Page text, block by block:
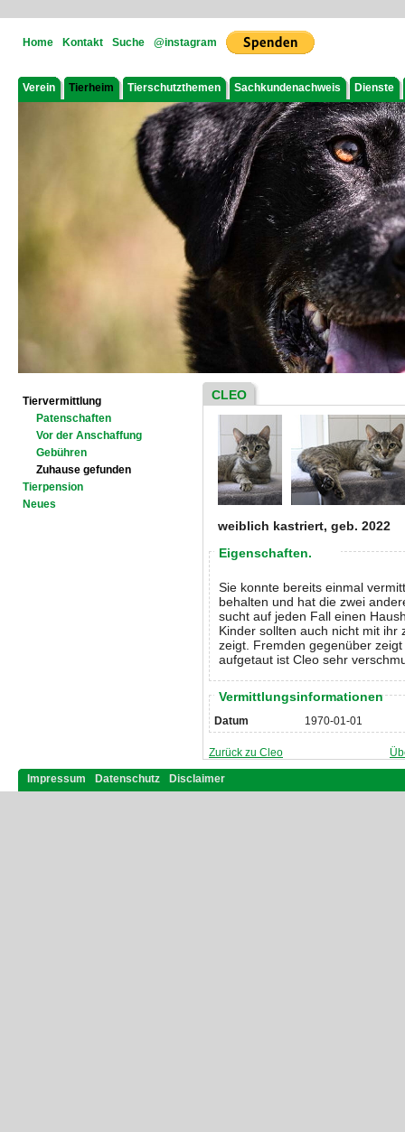
Home Kontakt Suche @instagram
Verein Tierheim Tierschutzthemen Sachkundenachweis Dienste
Tiervermittlung
Patenschaften
Vor der Anschaffung
Gebühren
Zuhause gefunden
Tierpension
Neues
CLEO
weiblich kastriert, geb. 2022
Eigenschaften.
Sie konnte bereits einmal
behalten und hat die zwei
sucht auf jeden Fall einen
Kinder sollten auch nicht mit ihr
zeigt. Fremden gegenüber
aufgetaut ist Cleo sehr
Vermittlungsinformationen
Datum 1970-01-01
Zurück zu Cleo
Impressum Datenschutz Disclaimer